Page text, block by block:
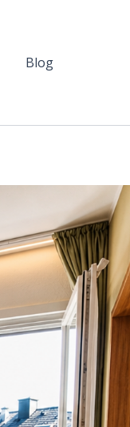
Blog